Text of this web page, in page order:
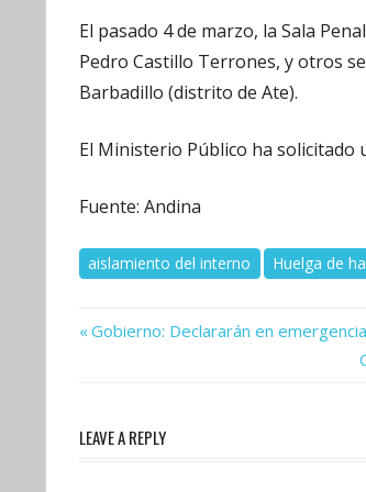
El pasado 4 de marzo, la Sala
Pedro Castillo Terrones, y otros
Barbadillo (distrito de Ate).
El Ministerio Público ha solicitado
Fuente: Andina
aislamiento del interno Huelga de
Navegación
Previous
Gobierno: Declararán en
LEAVE A REPLY